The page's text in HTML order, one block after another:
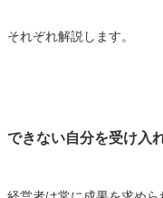
それぞれ解説します。
できない自分を受け入